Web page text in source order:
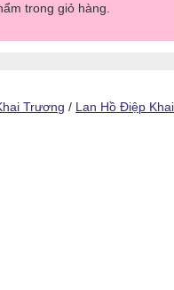
trong giỏ hàng.
Trương / Lan Hồ Điệp